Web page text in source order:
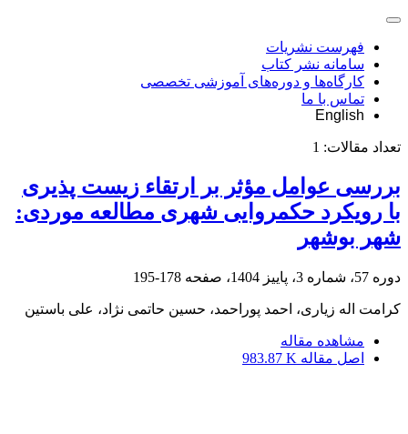
فهرست نشریات
سامانه نشر کتاب
کارگاه‌ها و دوره‌های آموزشی تخصصی
تماس با ما
English
تعداد مقالات: 1
بررسی عوامل مؤثر بر ارتقاء زیست پذیری
با رویکرد حکمروایی شهری مطالعه موردی:
شهر بوشهر
دوره 57، شماره 3، پاییز 1404، صفحه 178-195
کرامت اله زیاری، احمد پوراحمد، حسین حاتمی نژاد، علی باستین
مشاهده مقاله
اصل مقاله 983.87 K